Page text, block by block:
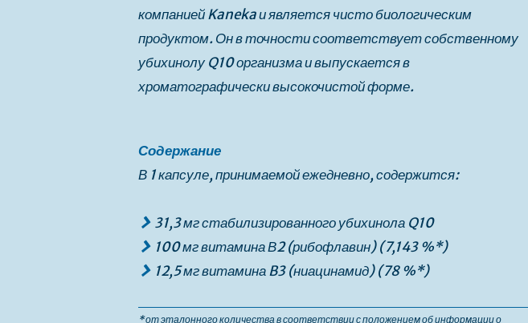
компанией Kaneka и является чисто биологическим
продуктом. Он в точности соответствует собственному
убихинолу Q10 организма и выпускается в
хроматографически высокочистой форме.
Содержание
В 1 капсуле, принимаемой ежедневно, содержится:
31,3 мг стабилизированного убихинола Q10
100 мг витамина В2 (рибофлавин) (7,143 %*)
12,5 мг витамина B3 (ниацинамид) (78 %*)
* от эталонного количества в соответствии с положением об информации о